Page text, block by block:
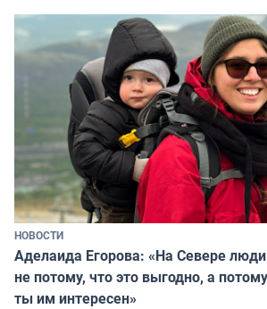
НОВОСТИ
Аделаида Егорова: «На Севере
не потому, что это выгодно, а
ты им интересен»